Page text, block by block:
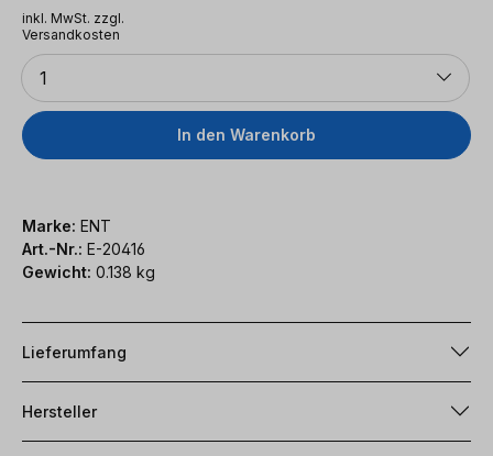
inkl. MwSt. zzgl.
Versandkosten
Anzahl
1
In den Warenkorb
Marke: ENT
Art.-Nr.: E-20416
Gewicht: 0.138 kg
Lieferumfang
Hersteller